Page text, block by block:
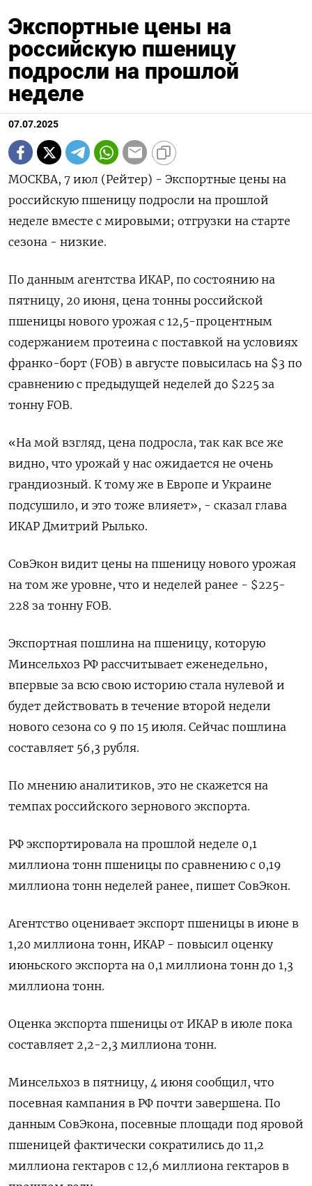
Экспортные цены на
российскую пшеницу
подросли на прошлой
неделе
07.07.2025
МОСКВА, 7 июл (Рейтер) - Экспортные цены на
российскую пшеницу подросли на прошлой
неделе вместе с мировыми; отгрузки на старте
сезона - низкие.
По данным агентства ИКАР, по состоянию на
пятницу, 20 июня, цена тонны российской
пшеницы нового урожая с 12,5-процентным
содержанием протеина с поставкой на условиях
франко-борт (FOB) в августе повысилась на $3 по
сравнению с предыдущей неделей до $225 за
тонну FOB.
«На мой взгляд, цена подросла, так как все же
видно, что урожай у нас ожидается не очень
грандиозный. К тому же в Европе и Украине
подсушило, и это тоже влияет», - сказал глава
ИКАР Дмитрий Рылько.
СовЭкон видит цены на пшеницу нового урожая
на том же уровне, что и неделей ранее - $225-
228 за тонну FOB.
Экспортная пошлина на пшеницу, которую
Минсельхоз РФ рассчитывает еженедельно,
впервые за всю свою историю стала нулевой и
будет действовать в течение второй недели
нового сезона со 9 по 15 июля. Сейчас пошлина
составляет 56,3 рубля.
По мнению аналитиков, это не скажется на
темпах российского зернового экспорта.
РФ экспортировала на прошлой неделе 0,1
миллиона тонн пшеницы по сравнению с 0,19
миллиона тонн неделей ранее, пишет СовЭкон.
Агентство оценивает экспорт пшеницы в июне в
1,20 миллиона тонн, ИКАР - повысил оценку
июньского экспорта на 0,1 миллиона тонн до 1,3
миллиона тонн.
Оценка экспорта пшеницы от ИКАР в июле пока
составляет 2,2-2,3 миллиона тонн.
Минсельхоз в пятницу, 4 июня сообщил, что
посевная кампания в РФ почти завершена. По
данным СовЭкона, посевные площади под яровой
пшеницей фактически сократились до 11,2
миллиона гектаров с 12,6 миллиона гектаров в